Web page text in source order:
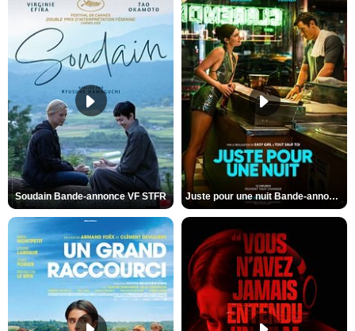
Soudain Bande-annonce VF STFR Juste pour une nuit Bande-annonce VO STFR